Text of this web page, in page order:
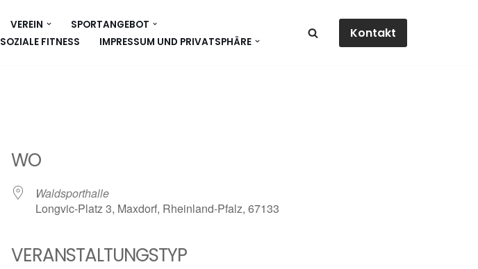
VEREIN
SPORTANGEBOT
SOZIALE FITNESS IMPRESSUM UND PRIVATSPHÄRE
Kontakt
WO
Waldsporthalle
Longvic-Platz 3, Maxdorf, Rheinland-Pfalz, 67133
VERANSTALTUNGSTYP